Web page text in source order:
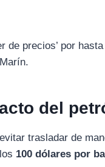
de precios’ por
del
trasladar de
100 dólares por